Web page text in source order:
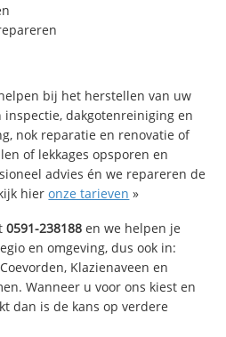
bij het herstellen van uw
inspectie, dakgotenreiniging en
nok reparatie en renovatie of
of lekkages opsporen en
advies én we repareren de
hieronze tarieven »
0591-238188 en we helpen je
en omgeving, dus ook in:
Klazienaveen en
Wanneer u voor ons kiest en
dan is de kans op verdere